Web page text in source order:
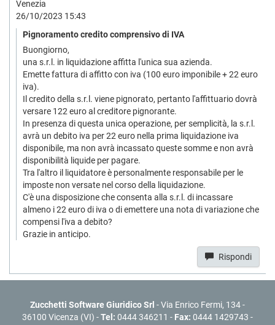
Venezia
26/10/2023 15:43
Pignoramento credito comprensivo di IVA
Buongiorno,
una s.r.l. in liquidazione affitta l'unica sua azienda.
Emette fattura di affitto con iva (100 euro imponibile + 22 euro
iva).
Il credito della s.r.l. viene pignorato, pertanto l'affittuario dovrà
versare 122 euro al creditore pignorante.
In presenza di questa unica operazione, per semplicità, la s.r.l.
avrà un debito iva per 22 euro nella prima liquidazione iva
disponibile, ma non avrà incassato queste somme e non avrà
disponibilità liquide per pagare.
Tra l'altro il liquidatore è personalmente responsabile per le
imposte non versate nel corso della liquidazione.
C'è una disposizione che consenta alla s.r.l. di incassare
almeno i 22 euro di iva o di emettere una nota di variazione che
compensi l'iva a debito?
Grazie in anticipo.
Rispondi
Zucchetti Software Giuridico Srl - Via Enrico Fermi, 134 -
36100 Vicenza (VI) -Tel: 0444 346211 - Fax: 0444 1429743 -